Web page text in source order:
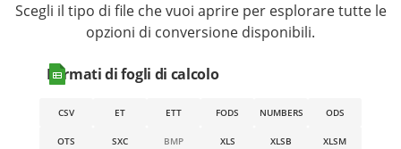
Scegli il tipo di file che vuoi aprire per esplorare tutte le
opzioni di conversione disponibili.
Formati di fogli di calcolo
CSV ET ETT FODS NUMBERS ODS
OTS SXC BMP XLS XLSB XLSM